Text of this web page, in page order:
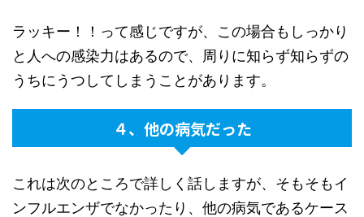
ラッキー！！って感じですが、この場合もしっかり
と人への感染力はあるので、周りに知らず知らずの
うちにうつしてしまうことがあります。
４、他の病気だった
これは次のところで詳しく話しますが、そもそもイ
ンフルエンザでなかったり、他の病気であるケース